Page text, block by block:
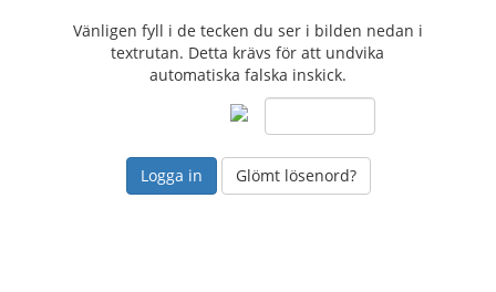
Vänligen fyll i de tecken du ser i bilden nedan i
textrutan. Detta krävs för att undvika
automatiska falska inskick.
Glömt lösenord?